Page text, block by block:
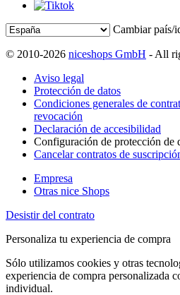
Cambiar país/
© 2010-2026 niceshops GmbH - All
Aviso legal
Protección de datos
Condiciones generales de
revocación
Declaración de accesibilidad
Configuración de protección de
Cancelar contratos de
Empresa
Otras nice Shops
Desistir del contrato
Personaliza tu experiencia de compra
Sólo utilizamos cookies y otras
experiencia de compra personalizada
individual.